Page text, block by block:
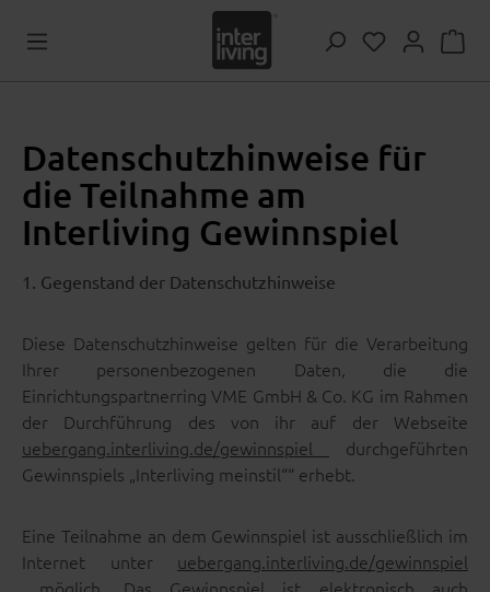
Zum Hauptinhalt springen
Du hast 0
Datenschutzhinweise für
die Teilnahme am
Interliving Gewinnspiel
1. Gegenstand der Datenschutzhinweise
Diese Datenschutzhinweise gelten für die Verarbeitung
Ihrer personenbezogenen Daten, die die
Einrichtungspartnerring VME GmbH & Co. KG im Rahmen
der Durchführung des von ihr auf der Webseite
uebergang.interliving.de/gewinnspiel
durchgeführten
Gewinnspiels „Interliving meinstil““ erhebt.
Eine Teilnahme an dem Gewinnspiel ist ausschließlich im
Internet unter uebergang.interliving.de/gewinnspiel